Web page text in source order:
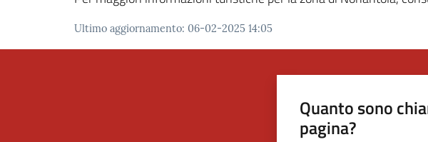
Ultimo aggiornamento: 06-02-2025 14:05
Quanto sono
pagina?